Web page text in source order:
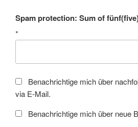
Spam protection: Sum of
*
Benachrichtige mich über
via E-Mail.
Benachrichtige mich über neue